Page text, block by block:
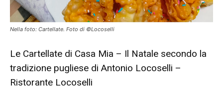
Nella foto: Cartellate. Foto di ©Locoselli
Le Cartellate di Casa Mia – Il Natale secondo la
tradizione pugliese di Antonio Locoselli –
Ristorante Locoselli